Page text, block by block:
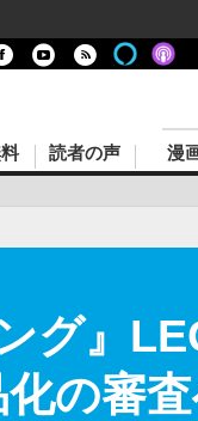
読者の声 漫
グ』
の審